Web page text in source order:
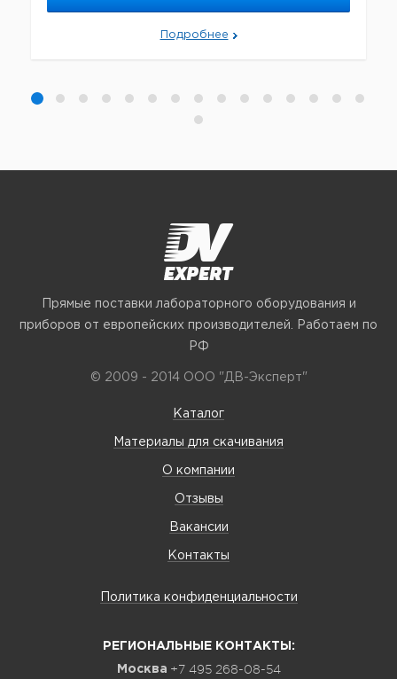
Подробнее
Прямые поставки лабораторного оборудования и
приборов от европейских производителей. Работаем по
РФ
© 2009 - 2014 ООО "ДВ-Эксперт"
Каталог
Материалы для скачивания
О компании
Отзывы
Вакансии
Контакты
Политика конфиденциальности
РЕГИОНАЛЬНЫЕ КОНТАКТЫ:
Москва +7 495 268-08-54